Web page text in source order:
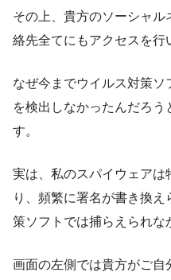
その上、貴方のソーシャ
絡先全てにもアクセスを行
なぜ今までウイルス対策
を検出しなかったんだろう
す。
実は、私のスパイウェアは
り、頻繁に署名が書き換
策ソフトでは捕らえられな
画面の左側では貴方がご自